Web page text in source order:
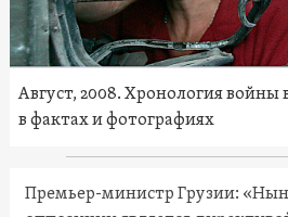
Август, 2008. Хронология
в фактах и фотографиях
Премьер-министр Грузии: